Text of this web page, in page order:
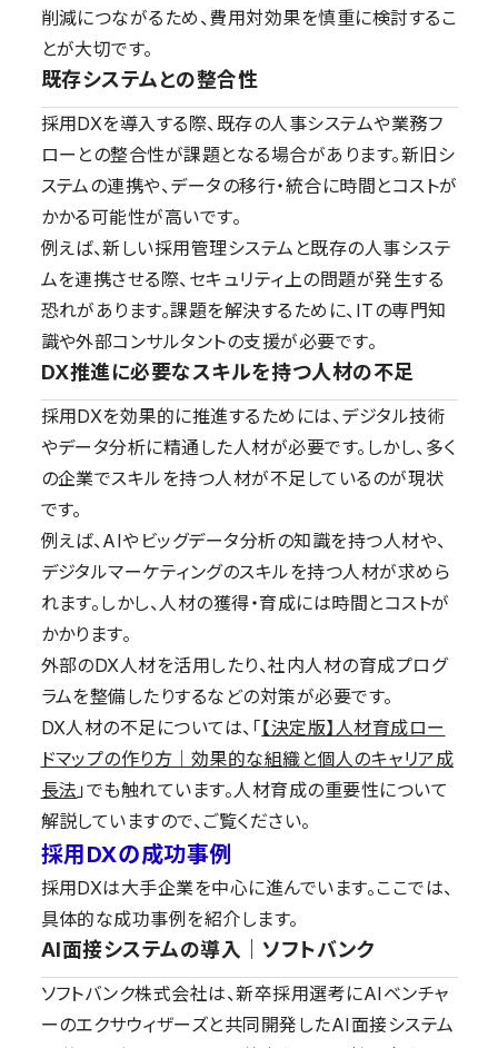
削減につながるため、費用対効果を慎重に検討するこ
とが大切です。
既存システムとの整合性
採用DXを導入する際、既存の人事システムや業務フ
ローとの整合性が課題となる場合があります。新旧シ
ステムの連携や、データの移行・統合に時間とコストが
かかる可能性が高いです。
例えば、新しい採用管理システムと既存の人事システ
ムを連携させる際、セキュリティ上の問題が発生する
恐れがあります。課題を解決するために、ITの専門知
識や外部コンサルタントの支援が必要です。
DX推進に必要なスキルを持つ人材の不足
採用DXを効果的に推進するためには、デジタル技術
やデータ分析に精通した人材が必要です。しかし、多く
の企業でスキルを持つ人材が不足しているのが現状
です。
例えば、AIやビッグデータ分析の知識を持つ人材や、
デジタルマーケティングのスキルを持つ人材が求めら
れます。しかし、人材の獲得・育成には時間とコストが
かかります。
外部のDX人材を活用したり、社内人材の育成プログ
ラムを整備したりするなどの対策が必要です。
DX人材の不足については、「 【決定版】人材育成ロー
ドマップの作り方｜効果的な組織と個人のキャリア成
長法」でも触れています。人材育成の重要性について
解説していますので、ご覧ください。
採用DXの成功事例
採用DXは大手企業を中心に進んでいます。ここでは、
具体的な成功事例を紹介します。
AI面接システムの導入｜ソフトバンク
ソフトバンク株式会社は、新卒採用選考にAIベンチャ
ーのエクサウィザーズと共同開発したAI面接システム